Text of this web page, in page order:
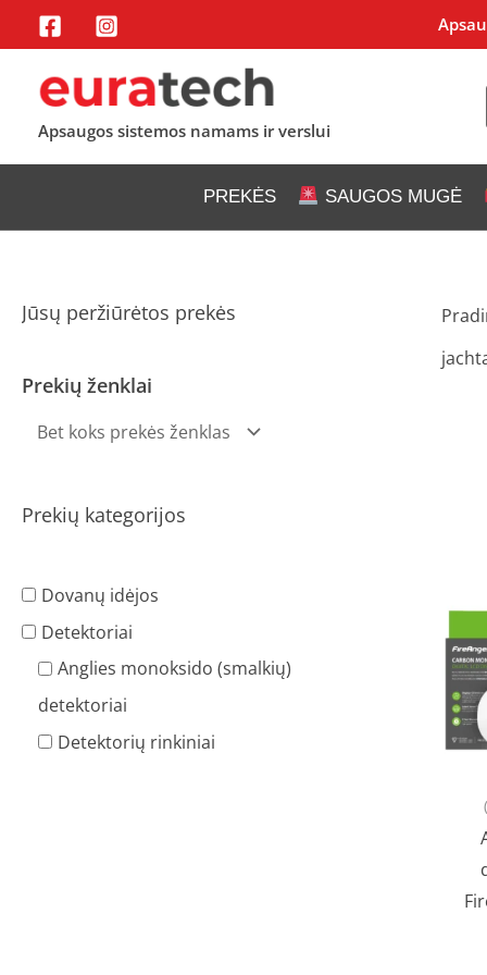
Pereiti
prie
turinio
Apsaugos sistemos namams ir verslui
PREKĖS SAUGOS MUGĖ
Jūsų peržiūrėtos prekės
Prekių ženklai
Prekių kategorijos
Dovanų idėjos
Detektoriai
Anglies monoksido (smalkių)
detektoriai
Detektorių rinkiniai